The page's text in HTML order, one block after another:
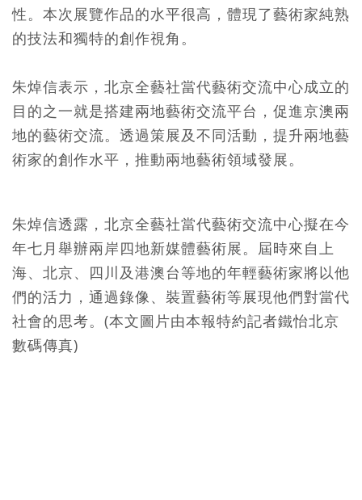
性。本次展覽作品的水平很高，體現了藝術家純熟
的技法和獨特的創作視角。
朱焯信表示，北京全藝社當代藝術交流中心成立的
目的之一就是搭建兩地藝術交流平台，促進京澳兩
地的藝術交流。透過策展及不同活動，提升兩地藝
術家的創作水平，推動兩地藝術領域發展。
朱焯信透露，北京全藝社當代藝術交流中心擬在今
年七月舉辦兩岸四地新媒體藝術展。屆時來自上
海、北京、四川及港澳台等地的年輕藝術家將以他
們的活力，通過錄像、裝置藝術等展現他們對當代
社會的思考。(本文圖片由本報特約記者鐵怡北京
數碼傳真)